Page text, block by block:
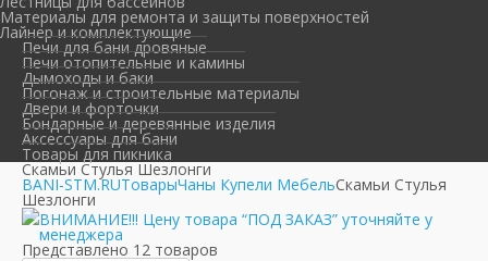
Материалы для ремонта и защиты поверхностей
Лайнер и комплектующие
Печи для бани дровяные
Печи отопительные и камины
Дымоходы и баки
Погонаж и строительные материалы
Двери и форточки
Бондарные и деревянные изделия
Аксессуары для бани
Товары для пикника
Скамьи Стулья Шезлонги
BANI-STM.RUТоварыЧаны Купели МебельСкамьи Стулья
Шезлонги
ВНИМАНИЕ!!! Цену товара “ПОД ЗАКАЗ” уточняйте у
менеджера
Представлено 12 товаров